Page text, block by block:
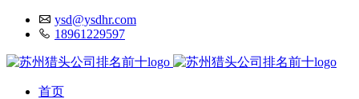
ysd@ysdhr.com
18961229597
首页